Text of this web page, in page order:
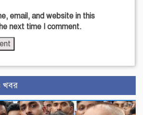
email, and website in this
next time I comment.
খবর